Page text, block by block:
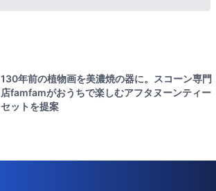
130年前の植物画を美濃焼の器に。スコーン専門
店famfamがおうちで楽しむアフタヌーンティー
セットを提案